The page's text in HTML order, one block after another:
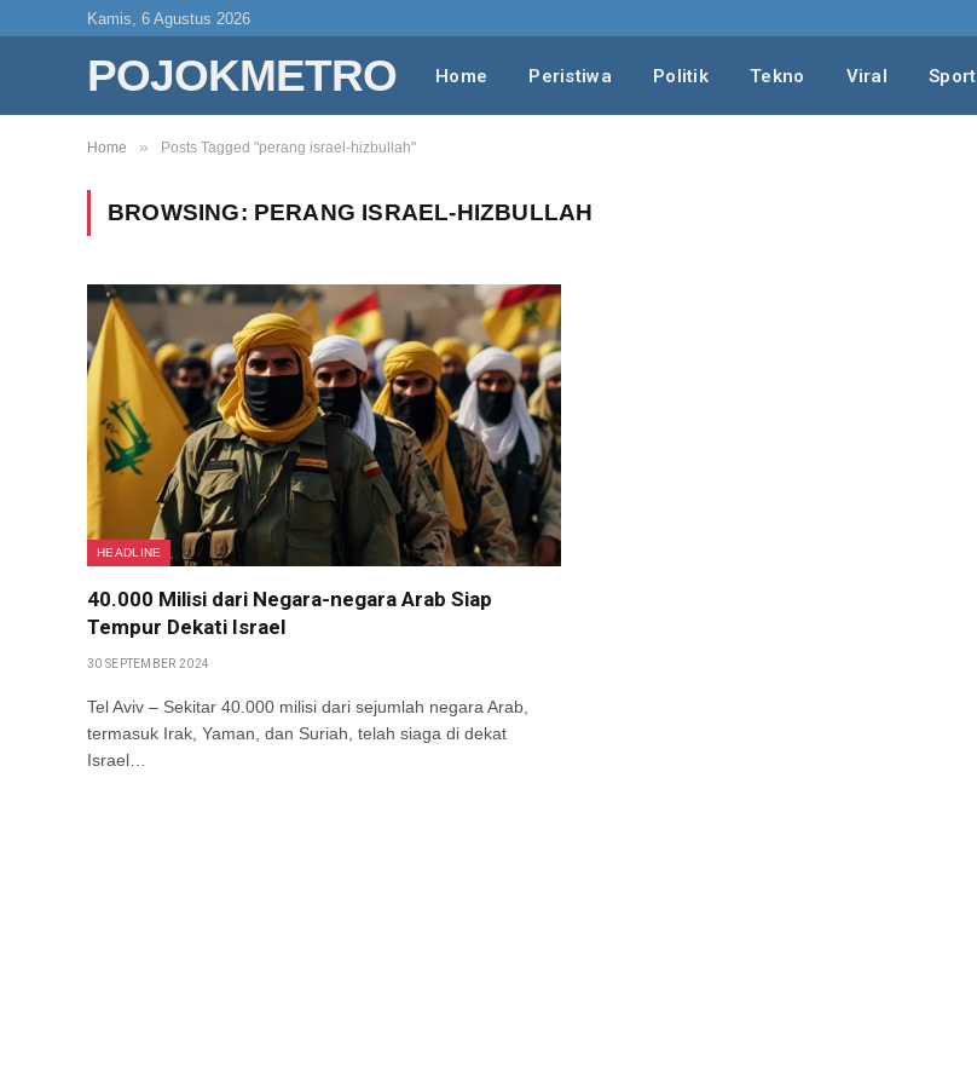
Kamis, 6 Agustus 2026
POJOKMETRO Home Peristiwa Politik Tekno Viral Sport
Home » Posts Tagged "perang israel-hizbullah"
BROWSING: PERANG ISRAEL-HIZBULLAH
HEADLINE
40.000 Milisi dari Negara-negara Arab Siap
Tempur Dekati Israel
30 SEPTEMBER 2024
Tel Aviv – Sekitar 40.000 milisi dari sejumlah negara Arab,
termasuk Irak, Yaman, dan Suriah, telah siaga di dekat
Israel…